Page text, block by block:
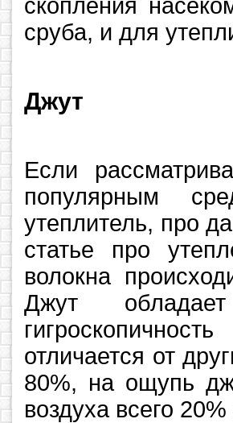
скопления
сруба, и для
Джут
Если
популярным
утеплитель, про
статье про
волокна
Джут
отличается от
80%, на ощупь
воздуха всего 20%